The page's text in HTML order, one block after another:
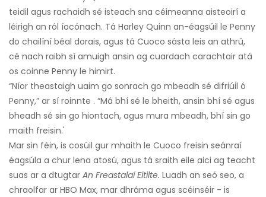
teidil agus rachaidh sé isteach sna céimeanna aisteoirí a
léirigh an ról íocónach. Tá Harley Quinn an-éagsúil le Penny
do chailíní béal dorais, agus tá Cuoco sásta leis an athrú,
cé nach raibh sí amuigh ansin ag cuardach carachtair atá
os coinne Penny le himirt.
“Níor theastaigh uaim go sonrach go mbeadh sé difriúil ó
Penny,” ar sí roinnte . “Má bhí sé le bheith, ansin bhí sé agus
bheadh ​​sé sin go hiontach, agus mura mbeadh, bhí sin go
maith freisin.'
Mar sin féin, is cosúil gur mhaith le Cuoco freisin seánraí
éagsúla a chur lena atosú, agus tá sraith eile aici ag teacht
suas ar a dtugtar An Freastalaí Eitilte. Luadh an seó seo, a
chraolfar ar HBO Max, mar dhráma agus scéinséir - is